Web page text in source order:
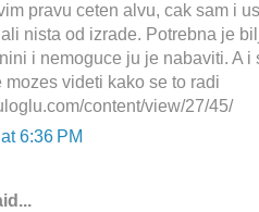
pravu ceten alvu, cak sam i
nista od izrade. Potrebna je
i nemoguce ju je nabaviti. A i
mozes videti kako se to radi
content/view/27/45/
6:36 PM